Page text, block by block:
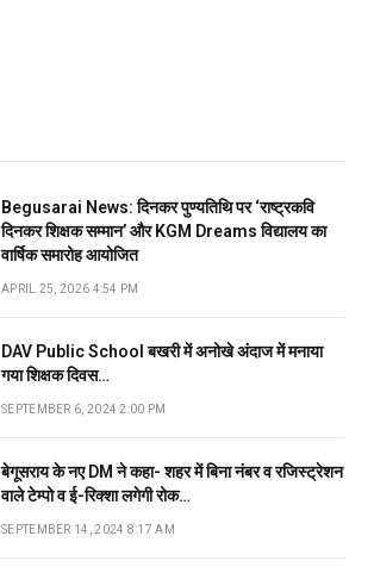
Begusarai News: दिनकर पुण्यतिथि पर ‘राष्ट्रकवि
दिनकर शिक्षक सम्मान’ और KGM Dreams विद्यालय का
वार्षिक समारोह आयोजित
APRIL 25, 2026 4:54 PM
DAV Public School बखरी में अनोखे अंदाज में मनाया
गया शिक्षक दिवस…
SEPTEMBER 6, 2024 2:00 PM
बेगूसराय के नए DM ने कहा- शहर में बिना नंबर व रजिस्ट्रेशन
वाले टेम्पो व ई-रिक्शा लगेगी रोक…
SEPTEMBER 14, 2024 8:17 AM